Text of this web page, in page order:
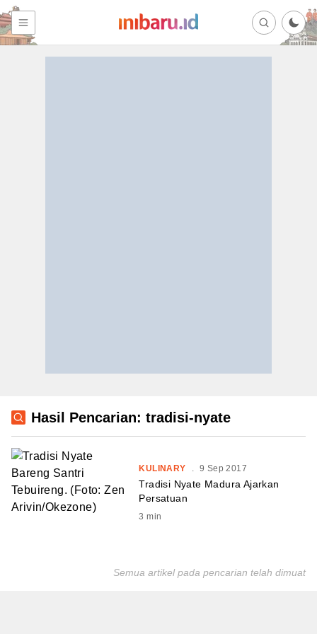
Hasil Pencarian: tradisi-nyate
KULINARY . 9 Sep 2017
Tradisi Nyate Madura Ajarkan
Persatuan
3 min
Semua artikel pada pencarian telah dimuat